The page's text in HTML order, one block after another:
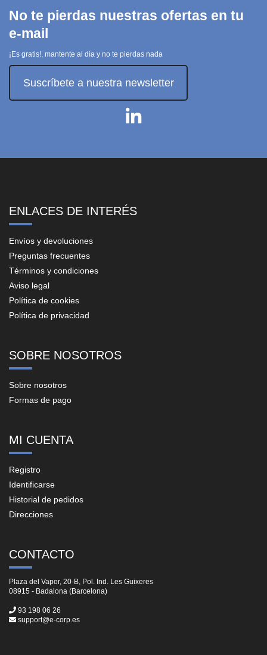
No te pierdas nuestras ofertas en tu
e-mail
¡Es gratis!, mantente al día y no te pierdas nada
Suscríbete a nuestra newsletter
ENLACES DE INTERÉS
Envíos y devoluciones
Preguntas frecuentes
Términos y condiciones
Aviso legal
Política de cookies
Política de privacidad
SOBRE NOSOTROS
Sobre nosotros
Formas de pago
MI CUENTA
Registro
Identificarse
Historial de pedidos
Direcciones
CONTACTO
Plaza del Vapor, 20-B, Pol. Ind. Les Guixeres
08915 - Badalona (Barcelona)
93 198 06 26
support@e-corp.es